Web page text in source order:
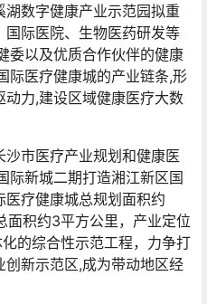
数字健康产业示范园拟重
国际医院、生物医药研发等
委以及优质合作伙伴的健康
际医疗健康城的产业链条,形
力,建设区域健康医疗大数
市医疗产业规划和健康医
际新城二期打造湘江新区国
疗健康城总规划面积约
面积约3平方公里，产业定位
的综合性示范工程，力争打
新示范区,成为带动地区经